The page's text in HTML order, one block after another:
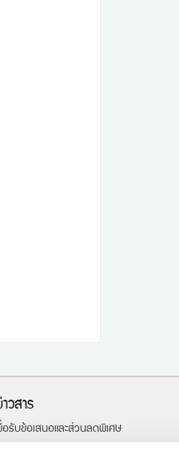
วสาร
อรับข้อเสนอและส่วนลดพิเศษ